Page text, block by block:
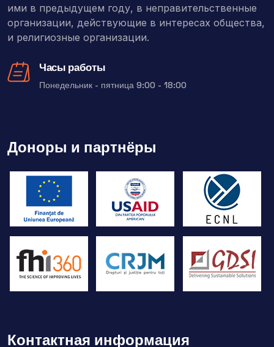
ими в предыдущем году, в неправительственные
организации, действующие в интересах общества,
и религиозные организации.
Часы работы
Понедельник - пятница 9:00 - 18:00
Доноры и партнёры
Контактная информация